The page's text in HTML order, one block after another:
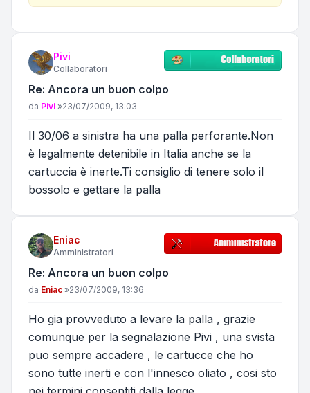
Pivi
Collaboratori
Re: Ancora un buon colpo
Messaggio
da Pivi »23/07/2009, 13:03
Il 30/06 a sinistra ha una palla perforante.Non
è legalmente detenibile in Italia anche se la
cartuccia è inerte.Ti consiglio di tenere solo il
bossolo e gettare la palla
Eniac
Amministratori
Re: Ancora un buon colpo
Messaggio
da Eniac »23/07/2009, 13:36
Ho gia provveduto a levare la palla , grazie
comunque per la segnalazione Pivi , una svista
puo sempre accadere , le cartucce che ho
sono tutte inerti e con l'innesco oliato , cosi sto